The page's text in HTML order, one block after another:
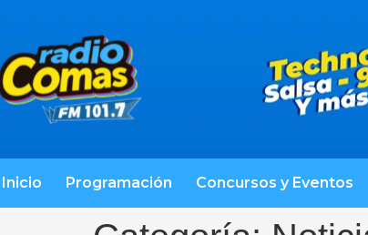
Inicio Programación Concursos y Eventos